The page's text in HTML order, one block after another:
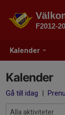
Kalender
F2012-
Kalender
Gå till idag |